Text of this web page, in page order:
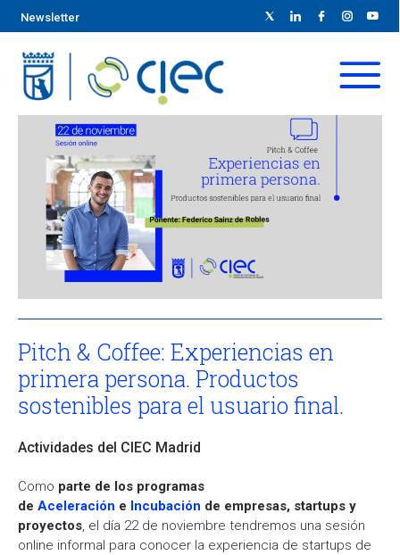
Newsletter
Pitch & Coffee: Experiencias en
primera persona. Productos
sostenibles para el usuario final.
Actividades del CIEC Madrid
Como parte de los programas
de Aceleración e Incubación de empresas, startups y
proyectos, el día 22 de noviembre tendremos una sesión
online informal para conocer la experiencia de startups de